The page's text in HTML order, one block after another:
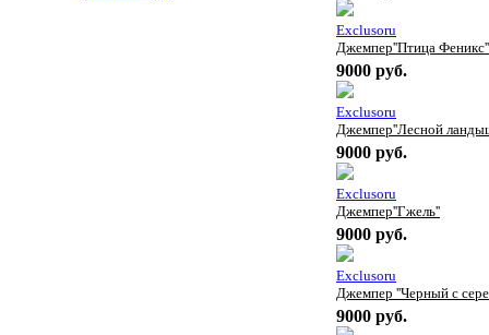
Exclusoru
Джемпер''Птица Феникс''
9000 руб.
Exclusoru
Джемпер''Лесной
9000 руб.
Exclusoru
Джемпер''Гжель''
9000 руб.
Exclusoru
Джемпер ''Черный с
9000 руб.